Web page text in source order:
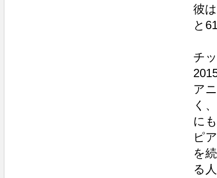
彼
と
チ
ア
く
に
ピ
を
る